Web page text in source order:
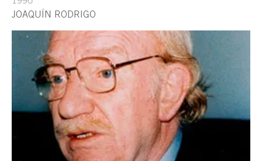
JOAQUÍN RODRIGO